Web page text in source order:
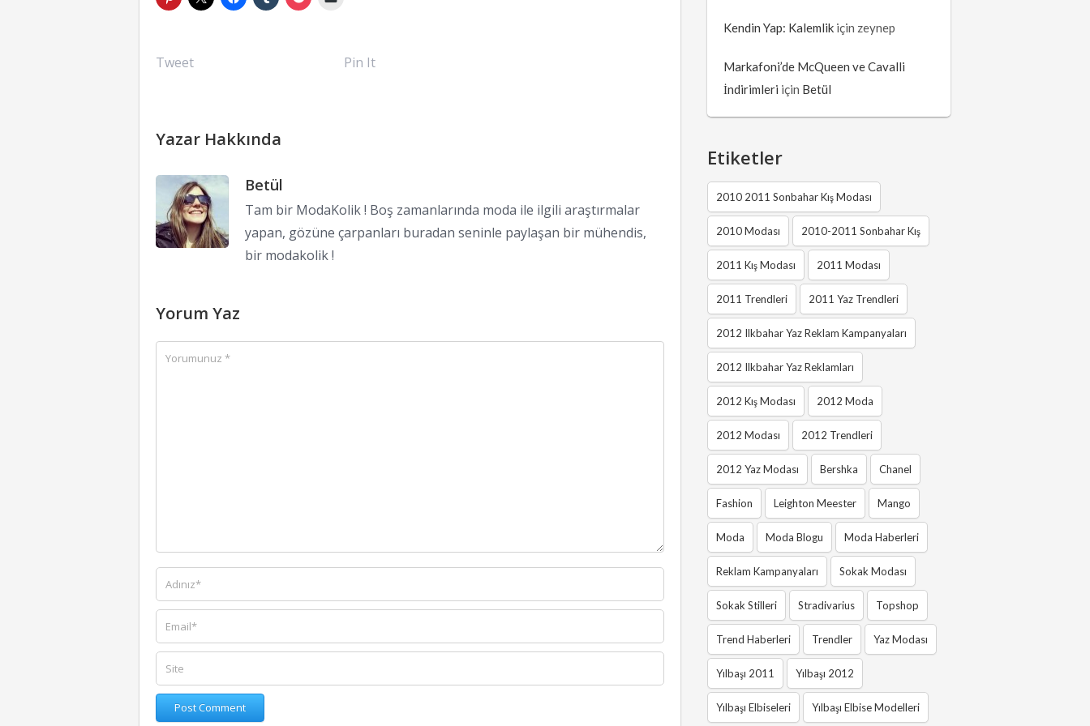
Tweet Pin It
Yazar Hakkında
Betül
Tam bir ModaKolik ! Boş zamanlarında moda ile ilgili araştırmalar
yapan, gözüne çarpanları buradan seninle paylaşan bir mühendis,
bir modakolik !
Yorum Yaz
Kendin Yap: Kalemlik için zeynep
Markafoni’de McQueen ve Cavalli
İndirimleri için Betül
Etiketler
2010 2011 Sonbahar Kış Modası
2010 Modası 2010-2011 Sonbahar Kış
2011 Kış Modası 2011 Modası
2011 Trendleri 2011 Yaz Trendleri
2012 Ilkbahar Yaz Reklam Kampanyaları
2012 Ilkbahar Yaz Reklamları
2012 Kış Modası 2012 Moda
2012 Modası 2012 Trendleri
2012 Yaz Modası Bershka Chanel
Fashion Leighton Meester Mango
Moda Moda Blogu Moda Haberleri
Reklam Kampanyaları Sokak Modası
Sokak Stilleri Stradivarius Topshop
Trend Haberleri Trendler Yaz Modası
Yılbaşı 2011 Yılbaşı 2012
Yılbaşı Elbiseleri Yılbaşı Elbise Modelleri